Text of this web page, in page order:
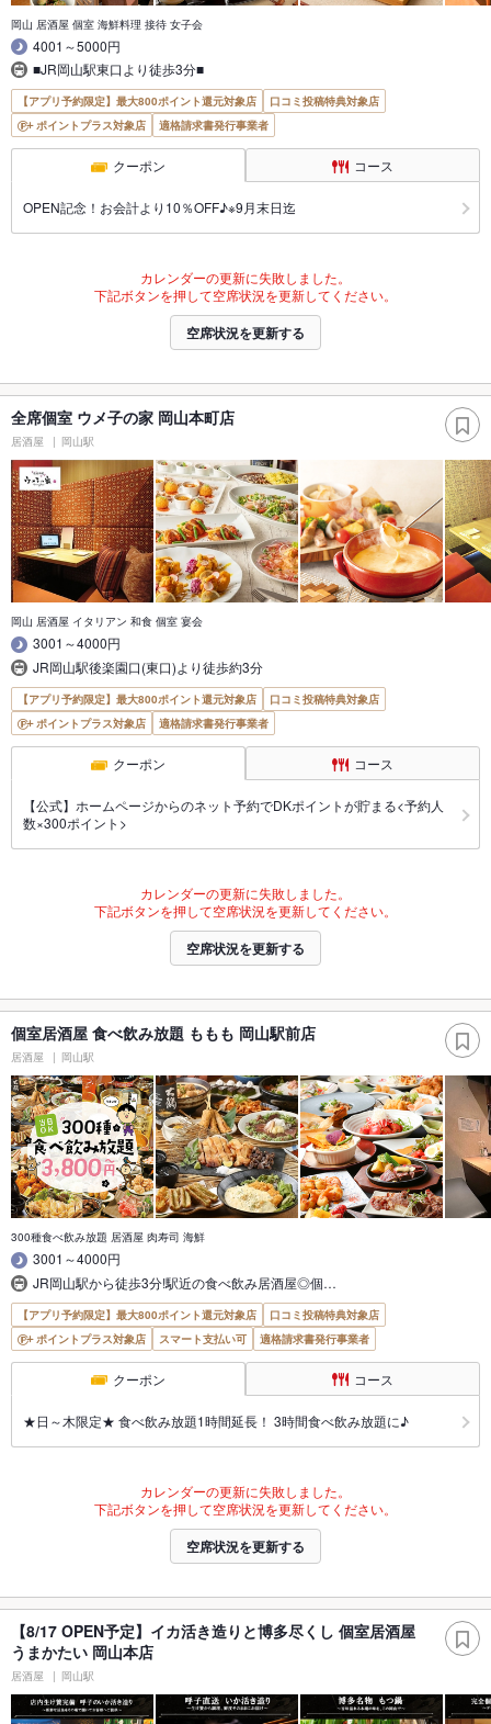
岡山 居酒屋 個室 海鮮料理 接待 女子会
4001～5000円
■JR岡山駅東口より徒歩3分■
【アプリ予約限定】最大800ポイント還元対象店
口コミ投稿特典対象店
ポイントプラス対象店
適格請求書発行事業者
クーポン コース
OPEN記念！お会計より10％OFF♪※9月末日迄
カレンダーの更新に失敗しました。
下記ボタンを押して空席状況を更新してください。
空席状況を更新する
全席個室 ウメ子の家 岡山本町店
居酒屋 岡山駅
岡山 居酒屋 イタリアン 和食 個室 宴会
3001～4000円
JR岡山駅後楽園口(東口)より徒歩約3分
【アプリ予約限定】最大800ポイント還元対象店
口コミ投稿特典対象店
ポイントプラス対象店
適格請求書発行事業者
クーポン コース
【公式】ホームページからのネット予約でDKポイントが貯まる<予約人
数×300ポイント>
カレンダーの更新に失敗しました。
下記ボタンを押して空席状況を更新してください。
空席状況を更新する
個室居酒屋 食べ飲み放題 ももも 岡山駅前店
居酒屋 岡山駅
300種食べ飲み放題 居酒屋 肉寿司 海鮮
3001～4000円
JR岡山駅から徒歩3分!駅近の食べ飲み居酒屋◎個…
【アプリ予約限定】最大800ポイント還元対象店
口コミ投稿特典対象店
ポイントプラス対象店
スマート支払い可 適格請求書発行事業者
クーポン コース
★日～木限定★ 食べ飲み放題1時間延長！ 3時間食べ飲み放題に♪
カレンダーの更新に失敗しました。
下記ボタンを押して空席状況を更新してください。
空席状況を更新する
【8/17 OPEN予定】イカ活き造りと博多尽くし 個室居酒屋
うまかたい 岡山本店
居酒屋 岡山駅